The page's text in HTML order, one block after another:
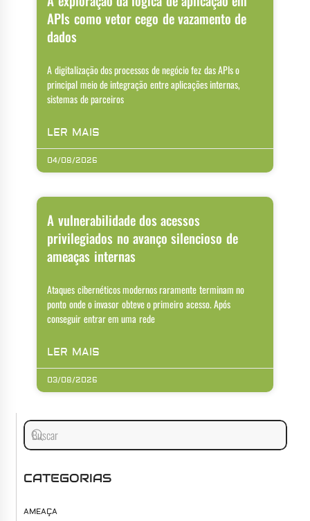
APIs como vetor cego de vazamento de
dados
A digitalização dos processos de negócio fez das APIs o
principal meio de integração entre aplicações internas,
sistemas de parceiros
LER MAIS
04/08/2026
A vulnerabilidade dos acessos
privilegiados no avanço silencioso de
ameaças internas
Ataques cibernéticos modernos raramente terminam no
ponto onde o invasor obteve o primeiro acesso. Após
conseguir entrar em uma rede
LER MAIS
03/08/2026
CATEGORIAS
AMEAÇA